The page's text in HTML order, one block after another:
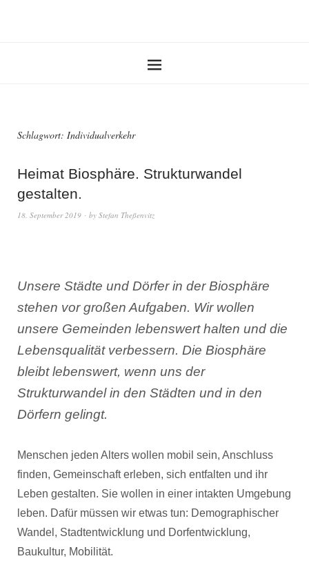
Schlagwort: Individualverkehr
Heimat Biosphäre. Strukturwandel
gestalten.
18. September 2019 by Stefan Theßenvitz
Unsere Städte und Dörfer in der Biosphäre
stehen vor großen Aufgaben. Wir wollen
unsere Gemeinden lebenswert halten und die
Lebensqualität verbessern. Die Biosphäre
bleibt lebenswert, wenn uns der
Strukturwandel in den Städten und in den
Dörfern gelingt.
Menschen jeden Alters wollen mobil sein, Anschluss
finden, Gemeinschaft erleben, sich entfalten und ihr
Leben gestalten. Sie wollen in einer intakten Umgebung
leben. Dafür müssen wir etwas tun: Demographischer
Wandel, Stadtentwicklung und Dorfentwicklung,
Baukultur, Mobilität.